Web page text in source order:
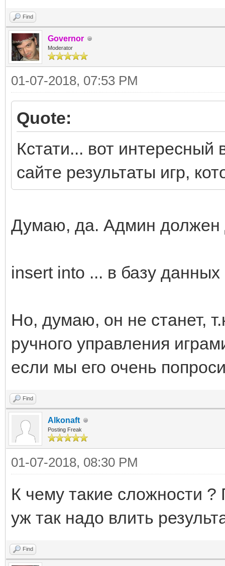
Find
Governor
Moderator
01-07-2018, 07:53 PM
Quote:
Кстати... вот
сайте результаты игр,
Думаю, да. Админ должен
insert into ... в базу
Но, думаю, он не станет,
ручного управления
если мы его очень
Find
Alkonaft
Posting Freak
01-07-2018, 08:30 PM
К чему такие сложности ?
уж так надо влить
Find